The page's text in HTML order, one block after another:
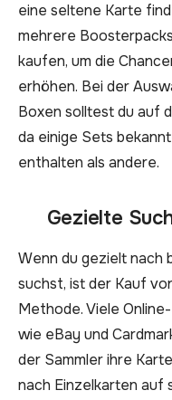
eine seltene Karte
mehrere
kaufen, um die
erhöhen. Bei der
Boxen solltest du auf
da einige Sets
enthalten als andere.
Gezielte
Wenn du gezielt nach
suchst, ist der Kauf
Methode. Viele
wie eBay und
der Sammler ihre
nach Einzelkarten auf